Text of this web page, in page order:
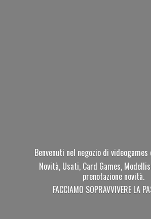
Benvenuti nel negozio di videogames
Novità, Usati, Card Games,
prenotazione novità.
FACCIAMO SOPRAVVIVERE LA